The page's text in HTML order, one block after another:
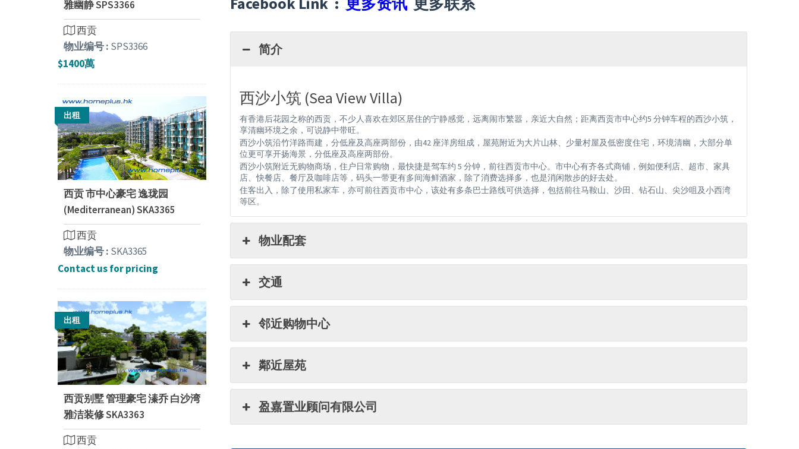
简介
西沙小筑 (Sea View Villa)
有香港后花园之称的西贡，不少人喜欢在郊区居住的宁静感觉，远离闹市繁嚣，亲近大自然；距离西贡市中心约5 分钟车程的西沙小筑，
享清幽环境之余，可说静中带旺。
西沙小筑沿竹洋路而建，分低座及高座两部份，由42 座洋房组成，屋苑附近为大片山林、少量村屋及低密度住宅，环境清幽，大部分单
位更可享开扬海景，分低座及高座两部份。
西沙小筑附近无购物商场，住户日常购物，最快捷是驾车约 5 分钟，前往西贡市中心。市中心有齐各式商铺，例如便利店、超市、家具
店、快餐店、餐厅及咖啡店等，码头一带更有多间海鲜酒家，除了消费选择多，也是消闲散步的好去处。
住客出入，除了使用私家车，亦可前往西贡市中心，该处有多条巴士路线可供选择，包括前往马鞍山、沙田、钻石山、尖沙咀及小西湾
等区。
物业配套
交通
邻近购物中心
鄰近屋苑
盈嘉置业顾问有限公司
雅幽静 SPS3366
西贡
物业编号 : SPS3366
$1400萬
出租
西贡 市中心豪宅 逸珑园
(Mediterranean) SKA3365
西贡
物业编号 : SKA3365
Contact us for pricing
出租
西贡别墅 管理豪宅 溱乔 白沙湾
雅洁装修 SKA3363
西贡